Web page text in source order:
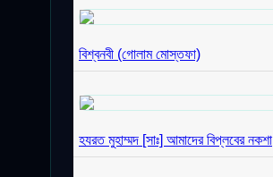
বিশ্বনবী (গোলাম মোস্তফা)
হযরত মুহাম্মদ [সাঃ] আমাদের বিপ্লবের নকশা